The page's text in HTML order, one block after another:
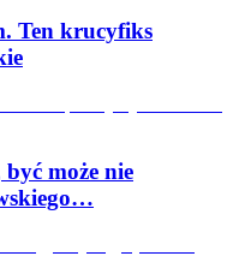
Ten krucyfiks
może nie